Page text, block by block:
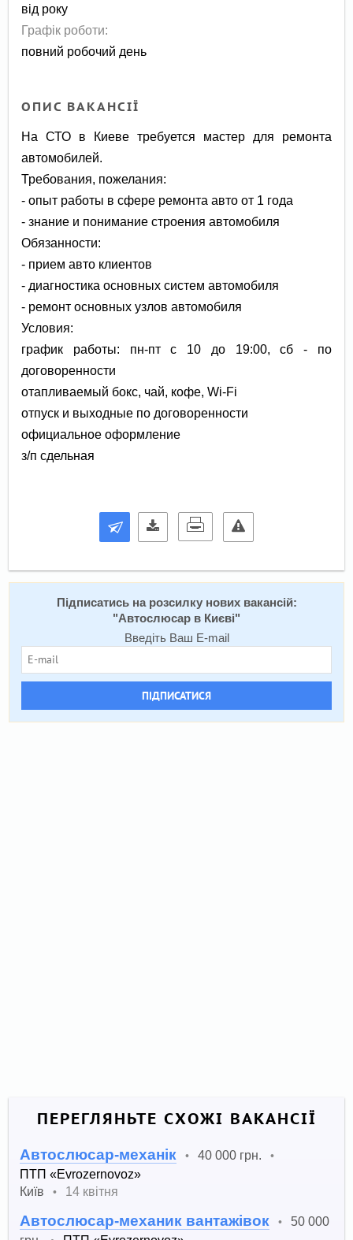
від року
Графік роботи:
повний робочий день
ОПИС ВАКАНСІЇ
На СТО в Киеве требуется мастер для ремонта
автомобилей.
Требования, пожелания:
- опыт работы в сфере ремонта авто от 1 года
- знание и понимание строения автомобиля
Обязанности:
- прием авто клиентов
- диагностика основных систем автомобиля
- ремонт основных узлов автомобиля
Условия:
график работы: пн-пт с 10 до 19:00, сб - по
договоренности
отапливаемый бокс, чай, кофе, Wi-Fi
отпуск и выходные по договоренности
официальное оформление
з/п сдельная
Підписатись на розсилку нових вакансій:
"Автослюсар в Києві"
Введіть Ваш E-mail
ПІДПИСАТИСЯ
ПЕРЕГЛЯНЬТЕ СХОЖІ ВАКАНСІЇ
Автослюсар-механік • 40 000 грн. •
ПТП «Еvrozernovoz»
Київ
• 14 квітня
Автослюсар-механик вантажівок •
50 000